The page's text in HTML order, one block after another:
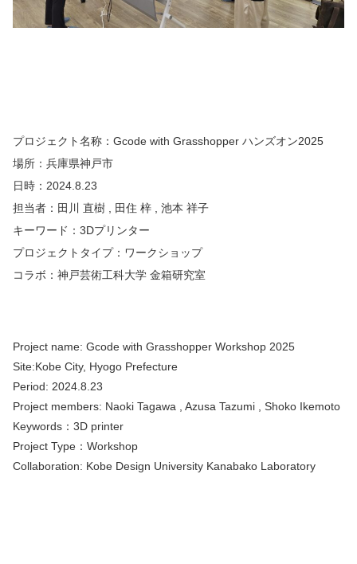
プロジェクト名称：Gcode with Grasshopper ハンズオン2025
場所：兵庫県神戸市
日時：2024.8.23
担当者：田川 直樹 , 田住 梓 , 池本 祥子
キーワード：3Dプリンター
プロジェクトタイプ：ワークショップ
コラボ：神戸芸術工科大学 金箱研究室
Project name: Gcode with Grasshopper Workshop 2025
Site:Kobe City, Hyogo Prefecture
Period: 2024.8.23
Project members: Naoki Tagawa , Azusa Tazumi , Shoko Ikemoto
Keywords：3D printer
Project Type：Workshop
Collaboration: Kobe Design University Kanabako Laboratory